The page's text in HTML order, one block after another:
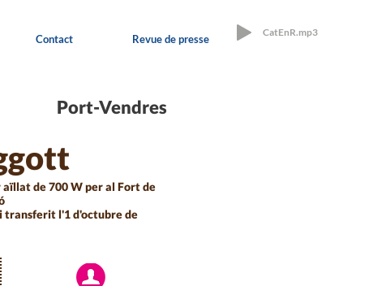
CatEnR.mp3
Contact Revue de presse
Port-Vendres
de 700 W per al Fort de
transferit l'1 d'octubre de